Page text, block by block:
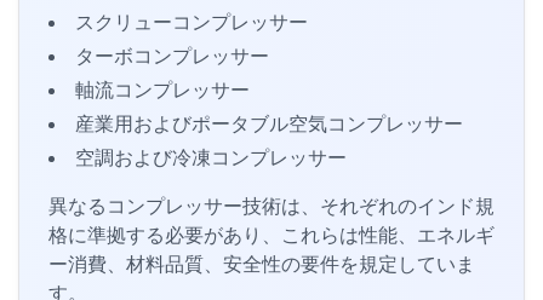
スクリューコンプレッサー
ターボコンプレッサー
軸流コンプレッサー
産業用およびポータブル空気コンプレッサー
空調および冷凍コンプレッサー
異なるコンプレッサー技術は、それぞれのインド規
格に準拠する必要があり、これらは性能、エネルギ
ー消費、材料品質、安全性の要件を規定していま
す。